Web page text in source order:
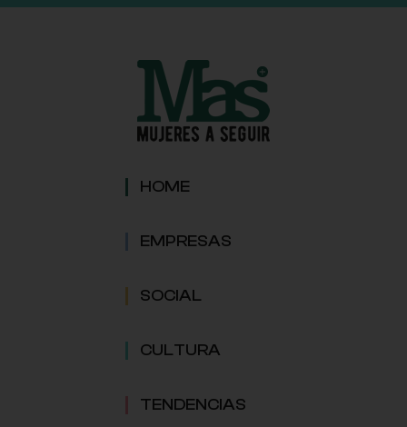
HOME
EMPRESAS
SOCIAL
CULTURA
TENDENCIAS